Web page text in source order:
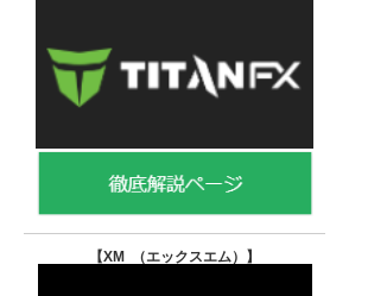
【XM （エックスエム） 】